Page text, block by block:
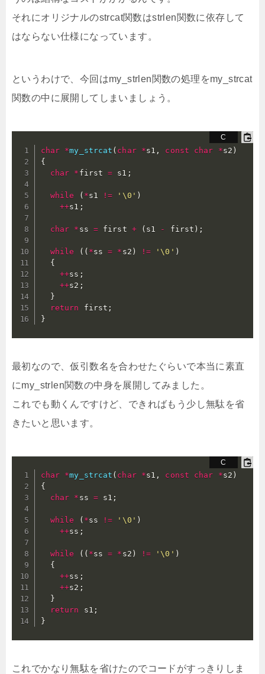
それにオリジナルのstrcat関数はstrlen関数に依存して
はならない仕様になっています。
というわけで、今回はmy_strlen関数の処理をmy_strcat
関数の中に展開してしまいましょう。
char *my_strcat ( char *s1 , const char *s2 )
{
char * first = s1 ;
while ( *s1 != '\0' )
++s1 ;
char * ss = first + ( s1 - first ) ;
while ( ( *ss = * s2 ) != '\0' )
{
++ss ;
++s2 ;
}
return
first ;
}
最初なので、仮引数名を合わせたぐらいで本当に素直
にmy_strlen関数の中身を展開してみました。
これでも動くんですけど、できればもう少し無駄を省
きたいと思います。
char *my_strcat ( char *s1 , const char *s2 )
{
char * ss = s1 ;
while ( *ss != '\0' )
++ss ;
while ( ( *ss = * s2 ) != '\0' )
{
++ss ;
++s2 ;
}
return
s1 ;
}
これでかなり無駄を省けたのでコードがすっきりしま